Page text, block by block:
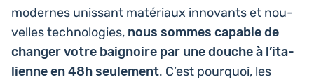
modernes unis­sant maté­riaux inno­vants et nou­
velles tech­no­lo­gies, nous sommes capable de
changer votre bai­gnoire par une douche à l’i­ta­
lienne en 48h seule­ment. C’est pour­quoi, les